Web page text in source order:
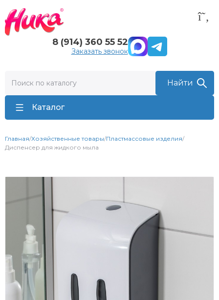
8 (914) 360 55 52
Заказать звонок
Каталог
Главная/Хозяйственные товары/Пластмассовые изделия/
Диспенсер для жидкого мыла